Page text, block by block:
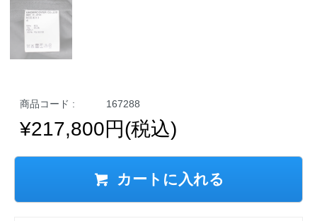
商品コード : 167288
¥217,800円(税込)
カートに入れる